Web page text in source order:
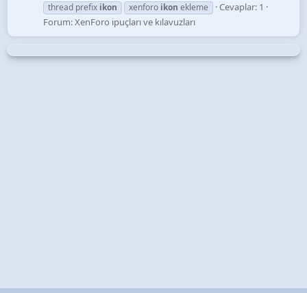
thread prefix ikon xenforo ikon ekleme
Cevaplar: 1
Forum:XenForo ipuçları ve kılavuzları